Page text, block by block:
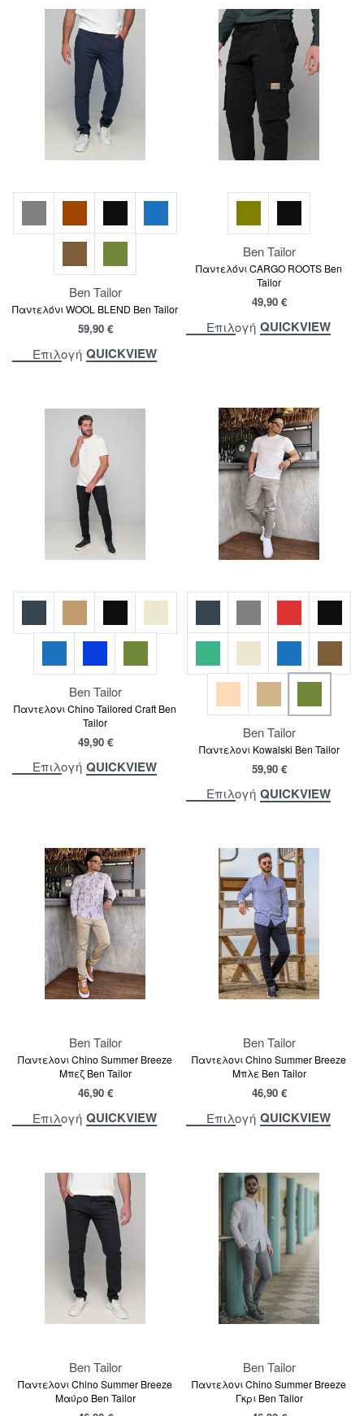
Ben Tailor
Παντελόνι WOOL BLEND Ben Tailor
59,90 €
Επιλογή QUICKVIEW
Ben Tailor
Παντελόνι CARGO ROOTS Ben
Tailor
49,90 €
Επιλογή QUICKVIEW
Ben Tailor
Παντελονι Chino Tailored Craft Ben
Tailor
49,90 €
Επιλογή QUICKVIEW
Ben Tailor
Παντελονι Kowalski Ben Tailor
59,90 €
Επιλογή QUICKVIEW
Ben Tailor
Παντελονι Chino Summer Breeze
Μπεζ Ben Tailor
46,90 €
Επιλογή QUICKVIEW
Ben Tailor
Παντελονι Chino Summer Breeze
Μπλε Ben Tailor
46,90 €
Επιλογή QUICKVIEW
Ben Tailor
Παντελονι Chino Summer Breeze
Μαύρο Ben Tailor
Ben Tailor
Παντελονι Chino Summer Breeze
Γκρι Ben Tailor